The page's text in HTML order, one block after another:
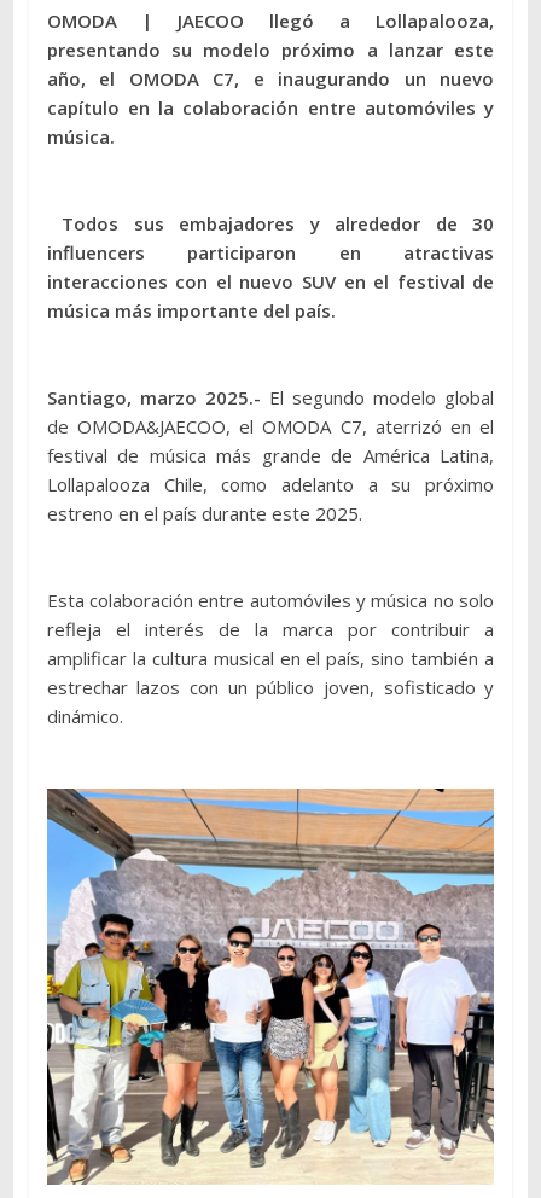
OMODA | JAECOO llegó a Lollapalooza,
presentando su modelo próximo a lanzar este
año, el OMODA C7, e inaugurando un nuevo
capítulo en la colaboración entre automóviles y
música.
Todos sus embajadores y alrededor de 30
influencers participaron en atractivas
interacciones con el nuevo SUV en el festival de
música más importante del país.
Santiago, marzo 2025.- El segundo modelo global
de OMODA&JAECOO, el OMODA C7, aterrizó en el
festival de música más grande de América Latina,
Lollapalooza Chile, como adelanto a su próximo
estreno en el país durante este 2025.
Esta colaboración entre automóviles y música no solo
refleja el interés de la marca por contribuir a
amplificar la cultura musical en el país, sino también a
estrechar lazos con un público joven, sofisticado y
dinámico.